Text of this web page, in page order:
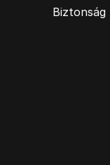
Biztonság